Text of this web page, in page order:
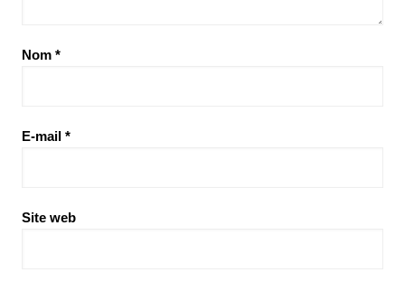
Nom *
E-mail *
Site web